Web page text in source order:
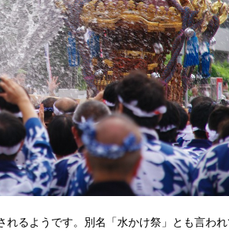
るようです。別名「水かけ祭」とも言われ